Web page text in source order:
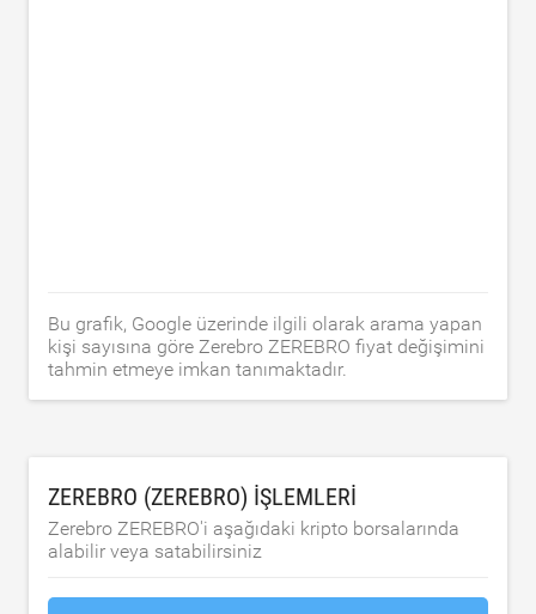
Bu grafik, Google üzerinde ilgili olarak arama yapan
kişi sayısına göre Zerebro ZEREBRO fiyat değişimini
tahmin etmeye imkan tanımaktadır.
ZEREBRO (ZEREBRO) IŞLEMLERI
Zerebro ZEREBRO'i aşağıdaki kripto borsalarında
alabilir veya satabilirsiniz